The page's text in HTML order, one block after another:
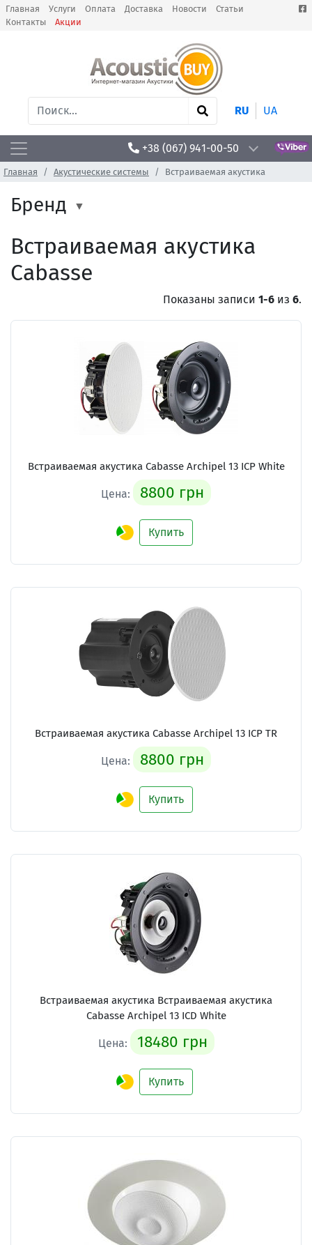
Главная Услуги Оплата Доставка Новости
Статьи
Контакты
Акции
RU UA
+38 (067) 941-00-50
Главная Акустические системы Встраиваемая акустика
Бренд
Встраиваемая акустика
Cabasse
Показаны записи 1-6 из 6.
Встраиваемая акустика Cabasse Archipel 13 ICP White
Цена: 8800 грн
Купить
Встраиваемая акустика Cabasse Archipel 13 ICP TR
Цена: 8800 грн
Купить
Встраиваемая акустика Встраиваемая акустика
Cabasse Archipel 13 ICD White
Цена: 18480 грн
Купить